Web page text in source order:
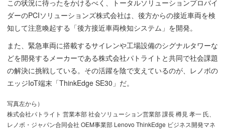
この状況に待ったをかけるべく、トータルソリューションプロバイ
ダーのPCIソリューションズ株式会社は、後方からの接近車両を検
知して注意喚起する「後方接近車両検知システム」を開発。
また、緊急車両に搭載するサイレンや工場設備のシグナルタワーな
どを開発するメーカーである株式会社パトライトと共同で社会課題
の解決に挑戦している。その活躍を陰で支えているのが、レノボの
エッジIoT端末「ThinkEdge SE30」だ。
写真左から）
株式会社パトライト 営業本部 社会ソリューション営業部 課長 樽見 孝一 氏、
レノボ・ジャパン合同会社 OEM事業部 Lenovo ThinkEdge ビジネス開発マネ